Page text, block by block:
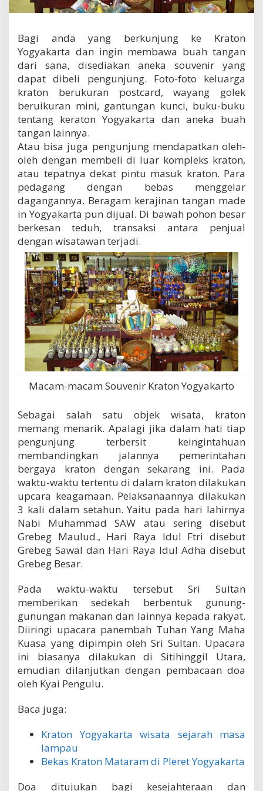
a
u
t
u
k
w
i
s
t
a
w
a
n
Bagi anda yang berkunjung ke Kraton
Yogyakarta dan ingin membawa buah tangan
dari sana, disediakan aneka souvenir yang
dapat dibeli pengunjung. Foto-foto keluarga
kraton berukuran postcard, wayang golek
beruikuran mini, gantungan kunci, buku-buku
tentang keraton Yogyakarta dan aneka buah
tangan lainnya.
Atau bisa juga pengunjung mendapatkan oleh-
oleh dengan membeli di luar kompleks kraton,
atau tepatnya dekat pintu masuk kraton. Para
pedagang dengan bebas menggelar
dagangannya. Beragam kerajinan tangan made
in Yogyakarta pun dijual. Di bawah pohon besar
berkesan teduh, transaksi antara penjual
dengan wisatawan terjadi.
Macam-macam Souvenir Kraton Yogyakarto
Sebagai salah satu objek wisata, kraton
memang menarik. Apalagi jika dalam hati tiap
pengunjung terbersit keingintahuan
membandingkan jalannya pemerintahan
bergaya kraton dengan sekarang ini. Pada
waktu-waktu tertentu di dalam kraton dilakukan
upcara keagamaan. Pelaksanaannya dilakukan
3 kali dalam setahun. Yaitu pada hari lahirnya
Nabi Muhammad SAW atau sering disebut
Grebeg Maulud., Hari Raya Idul Ftri disebut
Grebeg Sawal dan Hari Raya Idul Adha disebut
Grebeg Besar.
Pada waktu-waktu tersebut Sri Sultan
memberikan sedekah berbentuk gunung-
gunungan makanan dan lainnya kepada rakyat.
Diiringi upacara panembah Tuhan Yang Maha
Kuasa yang dipimpin oleh Sri Sultan. Upacara
ini biasanya dilakukan di Sitihinggil Utara,
emudian dilanjutkan dengan pembacaan doa
oleh Kyai Pengulu.
Baca juga:
Kraton Yogyakarta wisata sejarah masa
lampau
Bekas Kraton Mataram di Pleret Yogyakarta
Doa ditujukan bagi kesejahteraan dan